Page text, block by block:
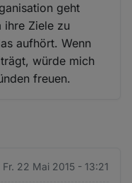
geht
ihre Ziele zu
aufhört. Wenn
würde mich
freuen.
Fr. 22 Mai 2015 - 13:21